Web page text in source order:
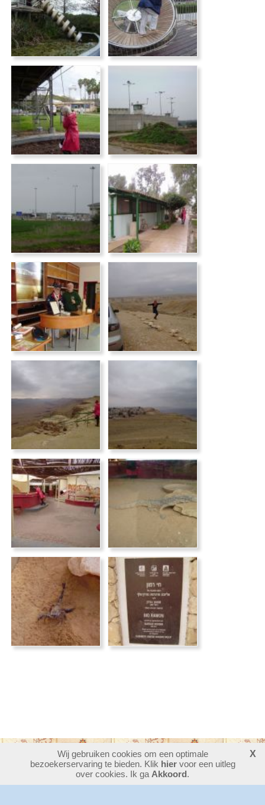
30389909bezoekers - 4 online
login
Wij gebruiken cookies om een optimale
bezoekerservaring te bieden. Klik hiervoor een uitleg
over cookies. Ik ga Akkoord.
X